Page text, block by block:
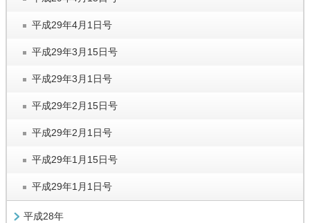
平成29年4月1日号
平成29年3月15日号
平成29年3月1日号
平成29年2月15日号
平成29年2月1日号
平成29年1月15日号
平成29年1月1日号
平成28年